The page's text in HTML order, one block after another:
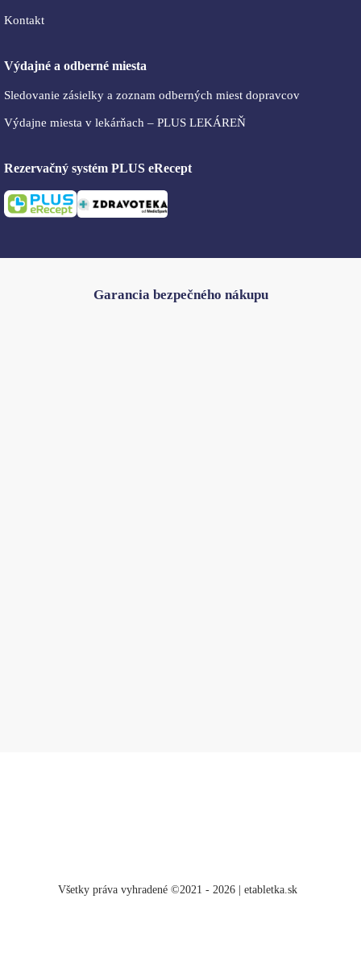
Kontakt
Výdajné a odberné miesta
Sledovanie zásielky a zoznam odberných miest dopravcov
Výdajne miesta v lekárňach – PLUS LEKÁREŇ
Rezervačný systém PLUS eRecept
Garancia bezpečného nákupu
Všetky práva vyhradené ©2021 - 2026 | etabletka.sk